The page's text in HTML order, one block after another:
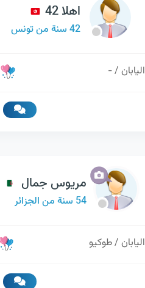
اهلا 42
42 سنة من تونس
اليابان / -
مريوس جمال
54 سنة من الجزائر
اليابان / طوكيو